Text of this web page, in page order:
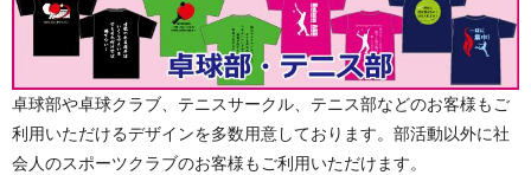
卓球部や卓球クラブ、テニスサークル、テニス部などのお客様もご
利用いただけるデザインを多数用意しております。部活動以外に社
会人のスポーツクラブのお客様もご利用いただけます。